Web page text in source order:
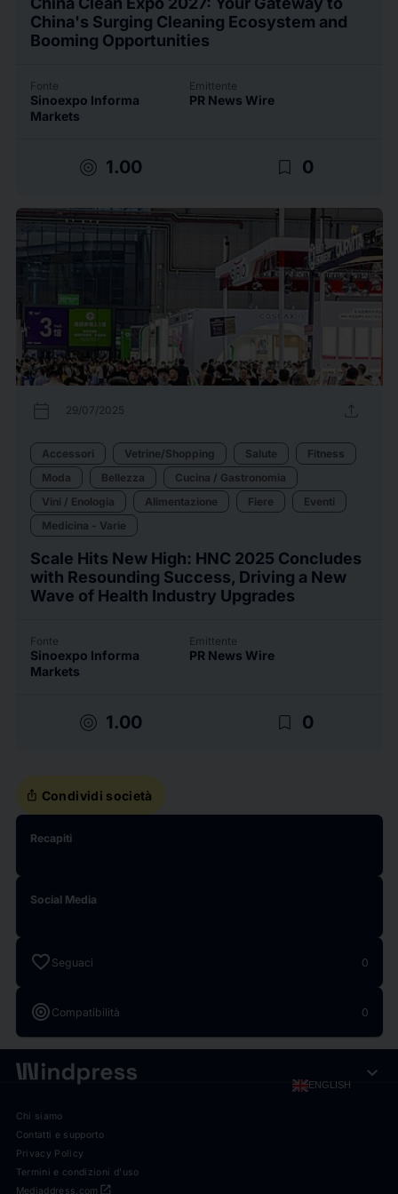
China's Surging Cleaning Ecosystem and
Booming Opportunities
Fonte
Sinoexpo Informa
Markets
Emittente
PR News Wire
target 1.00 bookmark_border 0
calendar_today 29/07/2025 upload
Accessori Vetrine/Shopping Salute
Fitness
Moda
Bellezza
Cucina / Gastronomia
Vini / Enologia
Alimentazione Fiere
Eventi
Medicina - Varie
Scale Hits New High: HNC 2025 Concludes
with Resounding Success, Driving a New
Wave of Health Industry Upgrades
Fonte
Sinoexpo Informa
Markets
Emittente
PR News Wire
target 1.00 bookmark_border 0
ios_share Condividi società
Recapiti
Social Media
favorite Seguaci 0
target Compatibilità 0
ENGLISH expand_more
Chi siamo
Contatti e supporto
Privacy Policy
Termini e condizioni d'uso
open_in_new
Mediaddress.com